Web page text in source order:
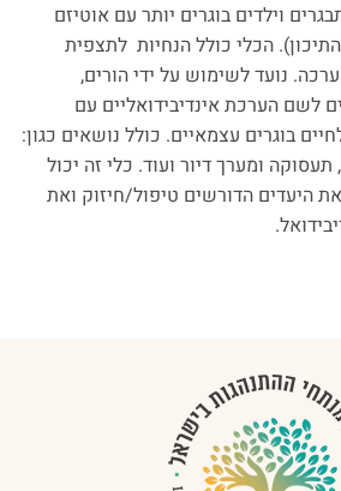
וילדים בוגרים יותר עם אוטיזם
הכלי כולל הנחיות לתצפית
נועד לשימוש על ידי הורים,
לשם הערכת אינדיבידואליים עם
בוגרים עצמאיים. כולל נושאים כגון:
ומערך דיור ועוד. כלי זה יכול
היעדים הדורשים טיפול/חיזוק ואת